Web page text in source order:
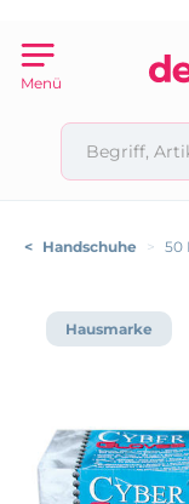
Menü
< Handschuhe > 50
Hausmarke